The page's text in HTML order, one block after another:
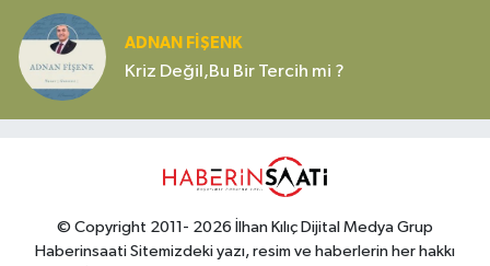
ADNAN FİŞENK
Kriz Değil,Bu Bir Tercih mi ?
© Copyright 2011- 2026 İlhan Kılıç Dijital Medya Grup
Haberinsaati Sitemizdeki yazı, resim ve haberlerin her hakkı